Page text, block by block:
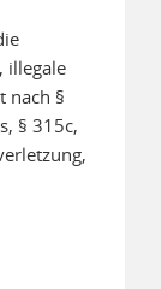
illegale
nach §
§ 315c,